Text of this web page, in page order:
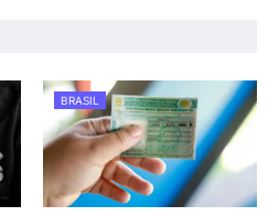
BRASIL